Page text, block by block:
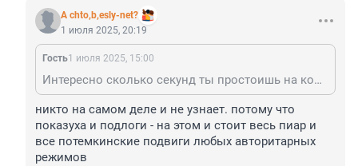
A chto,b,esly-net?
1 июля 2025, 20:19
Гость1 июля 2025, 15:00
Интересно сколько секунд ты простоишь на ковре против "старенького"
никто на самом деле и не узнает. потому что
показуха и подлоги - на этом и стоит весь пиар и
все потемкинские подвиги любых авторитарных
режимов